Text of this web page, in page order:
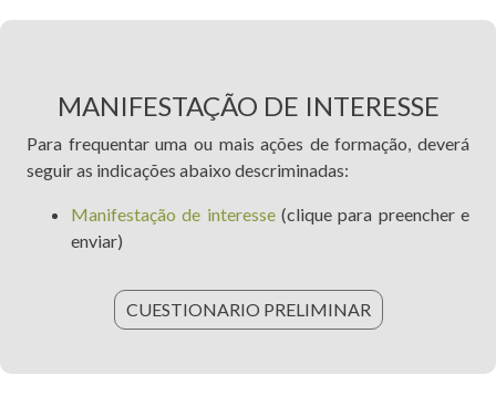
MANIFESTAÇÃO DE INTERESSE
Para frequentar uma ou mais ações de formação, deverá
seguir as indicações abaixo descriminadas:
Manifestação de interesse(clique para preencher e
enviar)
CUESTIONARIO PRELIMINAR